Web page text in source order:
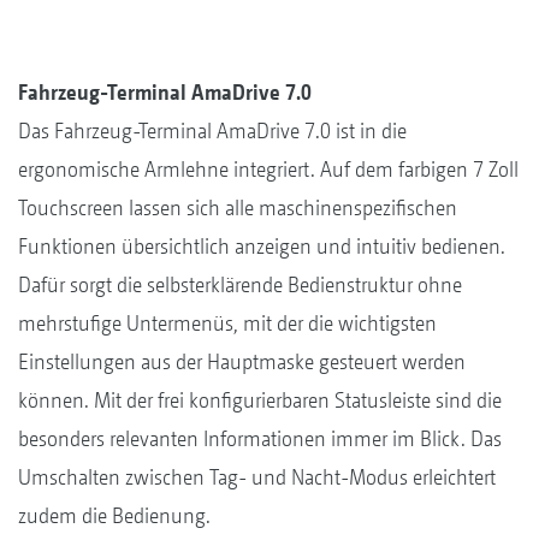
Fahrzeug-Terminal AmaDrive 7.0
Das Fahrzeug-Terminal AmaDrive 7.0 ist in die
ergonomische Armlehne integriert. Auf dem farbigen 7 Zoll
Touchscreen lassen sich alle maschinenspezifischen
Funktionen übersichtlich anzeigen und intuitiv bedienen.
Dafür sorgt die selbsterklärende Bedienstruktur ohne
mehrstufige Untermenüs, mit der die wichtigsten
Einstellungen aus der Hauptmaske gesteuert werden
können. Mit der frei konfigurierbaren Statusleiste sind die
besonders relevanten Informationen immer im Blick. Das
Umschalten zwischen Tag- und Nacht-Modus erleichtert
zudem die Bedienung.